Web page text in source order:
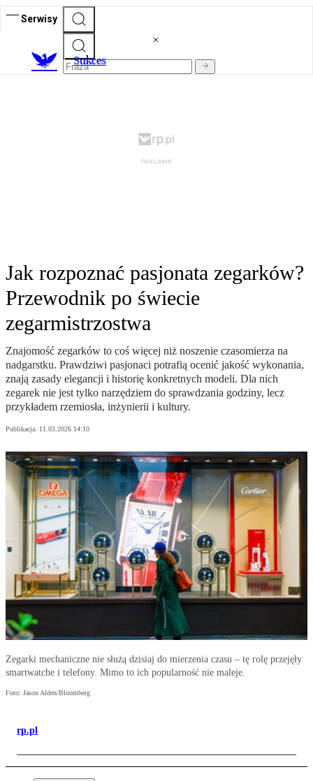
Serwisy
Sukces
Jak rozpoznać pasjonata zegarków?
Przewodnik po świecie
zegarmistrzostwa
Znajomość zegarków to coś więcej niż noszenie czasomierza na
nadgarstku. Prawdziwi pasjonaci potrafią ocenić jakość wykonania,
znają zasady elegancji i historię konkretnych modeli. Dla nich
zegarek nie jest tylko narzędziem do sprawdzania godziny, lecz
przykładem rzemiosła, inżynierii i kultury.
Publikacja: 11.03.2026 14:10
Zegarki mechaniczne nie służą dzisiaj do mierzenia czasu – tę rolę przejęły
smartwatche i telefony. Mimo to ich popularność nie maleje.
Foto: Jason Alden/Bloomberg
rp.pl